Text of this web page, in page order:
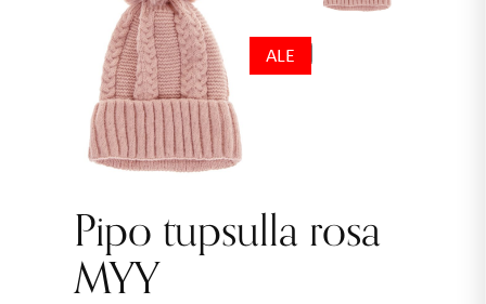
ALE
Pipo tupsulla rosa
MYY